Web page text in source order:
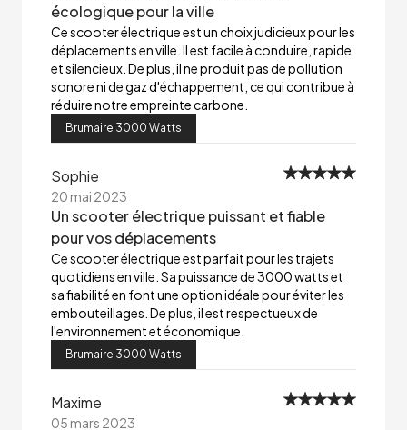
écologique pour la ville
Ce scooter électrique est un choix judicieux pour les
déplacements en ville. Il est facile à conduire, rapide
et silencieux. De plus, il ne produit pas de pollution
sonore ni de gaz d'échappement, ce qui contribue à
réduire notre empreinte carbone.
Brumaire 3000 Watts
Sophie
20 mai 2023
Un scooter électrique puissant et fiable
pour vos déplacements
Ce scooter électrique est parfait pour les trajets
quotidiens en ville. Sa puissance de 3000 watts et
sa fiabilité en font une option idéale pour éviter les
embouteillages. De plus, il est respectueux de
l'environnement et économique.
Brumaire 3000 Watts
Maxime
05 mars 2023